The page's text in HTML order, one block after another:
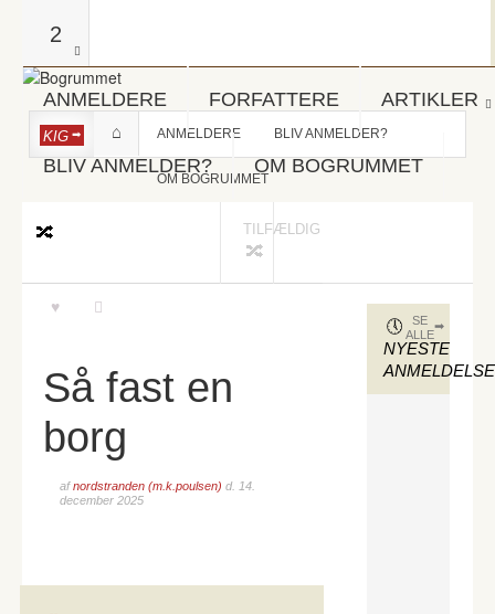
2
ANMELDERE FORFATTERE ARTIKLER
BLIV ANMELDER? OM BOGRUMMET
KIG ANMELDERE BLIV ANMELDER?
OM BOGRUMMET
TILFÆLDIG
Så fast en
borg
afnordstranden (m.k.poulsen) d. 14.
december 2025
NYESTE
SE
ALLE